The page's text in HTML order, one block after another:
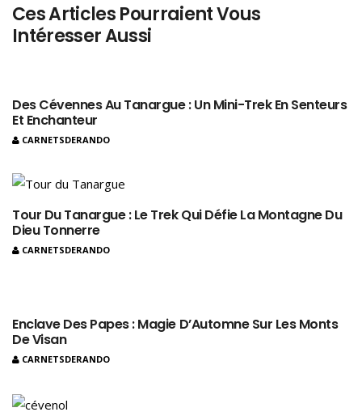
Ces Articles Pourraient Vous
Intéresser Aussi
Des Cévennes Au Tanargue : Un Mini-Trek En Senteurs
Et Enchanteur
CARNETSDERANDO
Tour Du Tanargue : Le Trek Qui Défie La Montagne Du
Dieu Tonnerre
CARNETSDERANDO
Enclave Des Papes : Magie D’Automne Sur Les Monts
De Visan
CARNETSDERANDO